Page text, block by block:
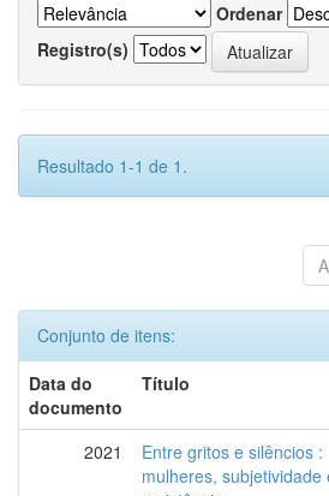
Ordenar
Registro(s)
Resultado 1-1 de 1.
Conjunto de itens:
Data do
documento
Título
2021
Entre gritos e silêncios :
mulheres, subjetividade